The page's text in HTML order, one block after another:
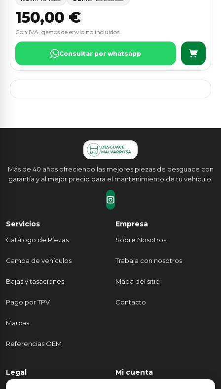
150,00 €
Con IVA, gastos de envio no incluidos.
Consultar por whatsapp
Más de 40 años ofreciendo las mejores piezas de desguace con
garantía y al mejor precio para el mantenimiento de tu vehículo.
Servicios
Catálogo de Piezas
Campa de vehículos
Bajas y tasaciones
Pago por TPV
Marcas
Referencias OEM
Empresa
Sobre Nosotros
Trabaja con nosotros
Mapa del sitio
Contacto
Legal Mi cuenta